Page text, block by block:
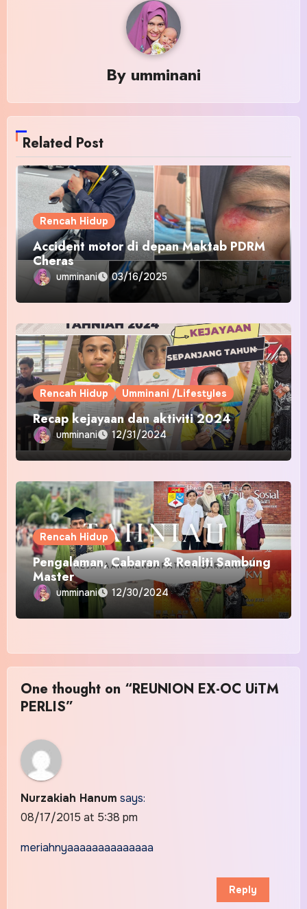
By umminani
Related Post
Rencah Hidup
Accident motor di depan Maktab PDRM
Cheras
umminani 03/16/2025
Rencah Hidup Umminani /Lifestyles
Recap kejayaan dan aktiviti 2024
umminani 12/31/2024
Rencah Hidup
Pengalaman, Cabaran & Realiti Sambung
Master
umminani 12/30/2024
One thought on “REUNION EX-OC UiTM
PERLIS”
Nurzakiah Hanum says:
08/17/2015 at 5:38 pm
meriahnyaaaaaaaaaaaaaa
Reply